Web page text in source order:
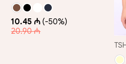
10.45 ₼ (-50%)
20.90 ₼